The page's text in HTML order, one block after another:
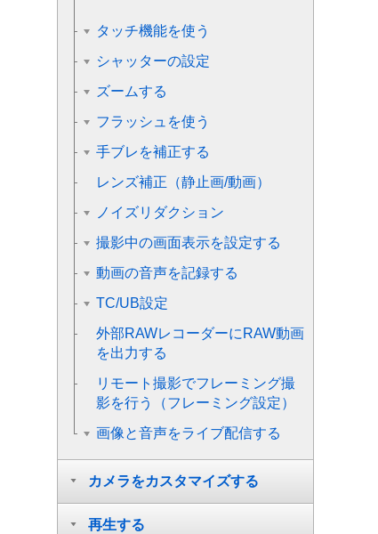
タッチ機能を使う
シャッターの設定
ズームする
フラッシュを使う
手ブレを補正する
レンズ補正 （静止画/動画）
ノイズリダクション
撮影中の画面表示を設定する
動画の音声を記録する
TC/UB設定
外部RAWレコーダーにRAW動画
を出力する
リモート撮影でフレーミング撮
影を行う（フレーミング設定）
画像と音声をライブ配信する
カメラをカスタマイズする
再生する